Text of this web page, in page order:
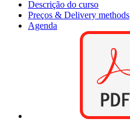
Descrição do curso
Preços & Delivery methods
Agenda